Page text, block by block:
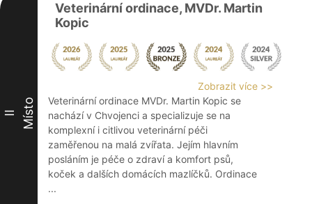
II Místo
Veterinární ordinace, MVDr. Martin
Kopic
Zobrazit více >>
Veterinární ordinace MVDr. Martin Kopic se
nachází v Chvojenci a specializuje se na
komplexní i citlivou veterinární péči
zaměřenou na malá zvířata. Jejím hlavním
posláním je péče o zdraví a komfort psů,
koček a dalších domácích mazlíčků. Ordinace
...